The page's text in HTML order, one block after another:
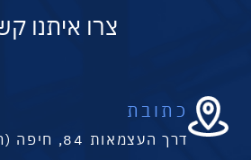
צרו איתנו
כתובת
דרך העצמאות 84, חיפה (ראשי)